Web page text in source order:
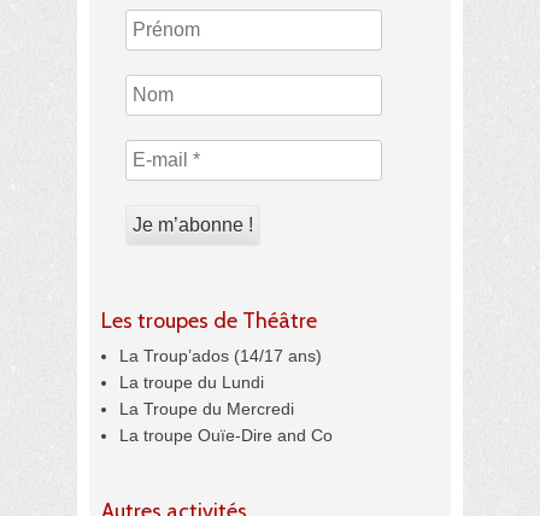
Les troupes de Théâtre
La Troup’ados (14/17 ans)
La troupe du Lundi
La Troupe du Mercredi
La troupe Ouïe-Dire and Co
Autres activités